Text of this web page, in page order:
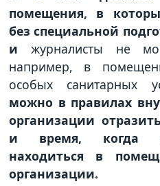
помещения, в
без специальной
и журналисты не
например, в
особых санитарных
можно в правилах
организации
и время, когда
находиться в
организации.